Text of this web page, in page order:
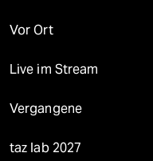
Vor Ort
Live im Stream
Vergangene
taz lab 2027